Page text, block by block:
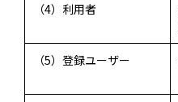
（4）利用者
（5）登録ユーザー